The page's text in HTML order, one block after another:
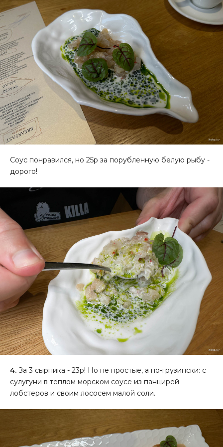
Соус понравился, но 25р за порубленную белую рыбу -
дорого!
4. За 3 сырника - 23р! Но не простые, а по-грузински: с
сулугуни в тёплом морском соусе из панцирей
лобстеров и своим лососем малой соли.